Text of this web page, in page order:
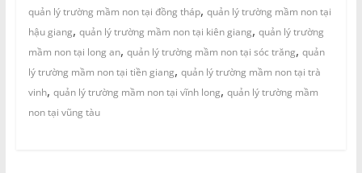
quản lý trường mầm non tại đồng tháp, quản lý trường mầm non tại
hậu giang, quản lý trường mầm non tại kiên giang, quản lý trường
mầm non tại long an, quản lý trường mầm non tại sóc trăng, quản
lý trường mầm non tại tiền giang, quản lý trường mầm non tại trà
vinh, quản lý trường mầm non tại vĩnh long, quản lý trường mầm
non tại vũng tàu